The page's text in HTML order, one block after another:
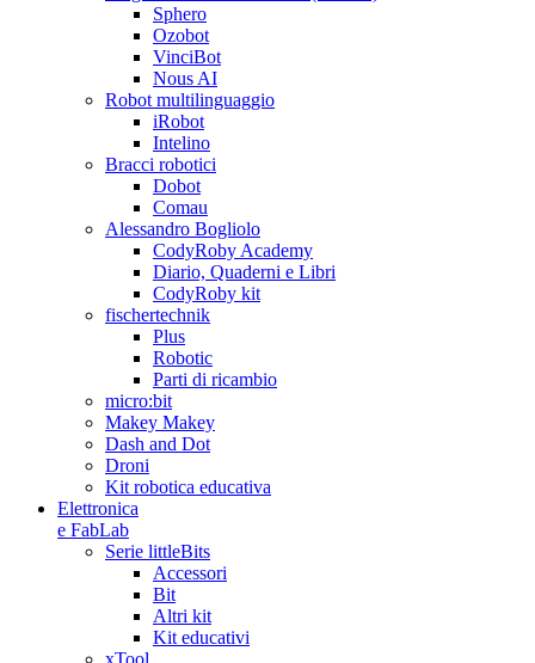
Sphero
Ozobot
VinciBot
Nous AI
Robot multilinguaggio
iRobot
Intelino
Bracci robotici
Dobot
Comau
Alessandro Bogliolo
CodyRoby Academy
Diario, Quaderni e Libri
CodyRoby kit
fischertechnik
Plus
Robotic
Parti di ricambio
micro:bit
Makey Makey
Dash and Dot
Droni
Kit robotica educativa
Elettronica
e FabLab
Serie littleBits
Accessori
Bit
Altri kit
Kit educativi
xTool